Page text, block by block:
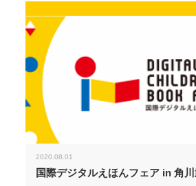
2020.08.01
国際デジタルえほんフェア in 角